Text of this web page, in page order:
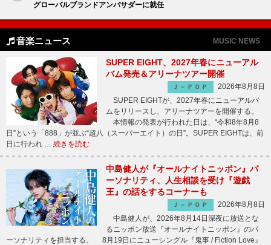
グローバルブランドアンバサダーに就任
音楽ニュース MUSIC NEWS
SUPER EIGHT、2027年春にニューアル
バム発売＆アリーナツアー開催
Ｊ－ＰＯＰ
2026年8月8日
SUPER EIGHTが、2027年春にニューアルバ
ムをリリースし、アリーナツアーを開催する。
本情報の発表が行われた日は、“令和8年8月8
日”という「888」が並ぶ“超八（スーパーエイト）の日”。SUPER EIGHTは、前
日に行われ … 続きを読む
中島健人が『オールナイトニッポン』パ
ーソナリティ、人生相談を受け『遊戯
王』の話をするコーナーも
Ｊ－ＰＯＰ
2026年8月8日
中島健人が、2026年8月14日深夜に放送とな
るニッポン放送『オールナイトニッポン』のパ
ーソナリティを担当する。 8月19日にニューシングル『鬼事 / Fiction Love』